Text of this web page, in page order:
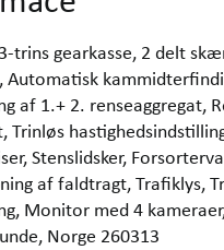
trins gearkasse, 2 delt
af 1.+ 2. renseaggregat,
Trinløs
Stenslidsker,
af faldtragt, Trafiklys,
Monitor med 4
Norge 260313